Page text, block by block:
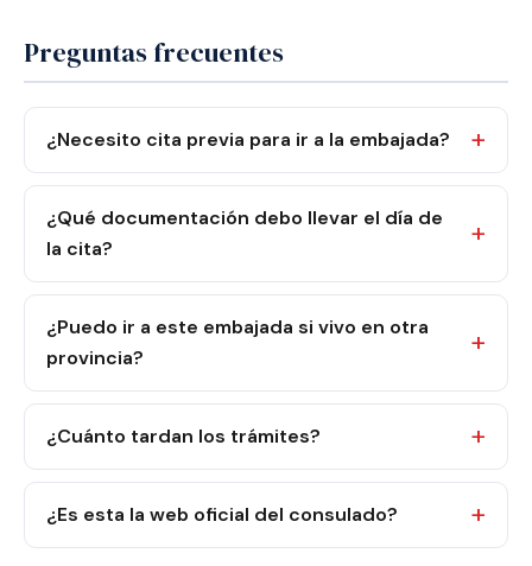
Preguntas frecuentes
¿Necesito cita previa para ir a la embajada?
¿Qué documentación debo llevar el día de
la cita?
¿Puedo ir a este embajada si vivo en otra
provincia?
¿Cuánto tardan los trámites?
¿Es esta la web oficial del consulado?